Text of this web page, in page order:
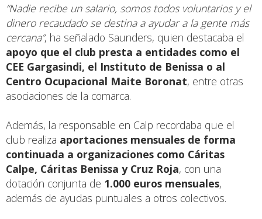
“Nadie recibe un salario, somos todos voluntarios y el
dinero recaudado se destina a ayudar a la gente más
cercana”, ha señalado Saunders, quien destacaba el
apoyo que el club presta a entidades como el
CEE Gargasindi, el Instituto de Benissa o al
Centro Ocupacional Maite Boronat, entre otras
asociaciones de la comarca.
Además, la responsable en Calp recordaba que el
club realiza aportaciones mensuales de forma
continuada a organizaciones como Cáritas
Calpe, Cáritas Benissa y Cruz Roja, con una
dotación conjunta de 1.000 euros mensuales,
además de ayudas puntuales a otros colectivos.